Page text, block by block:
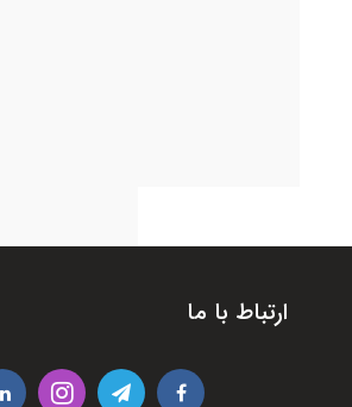
ارتباط با ما